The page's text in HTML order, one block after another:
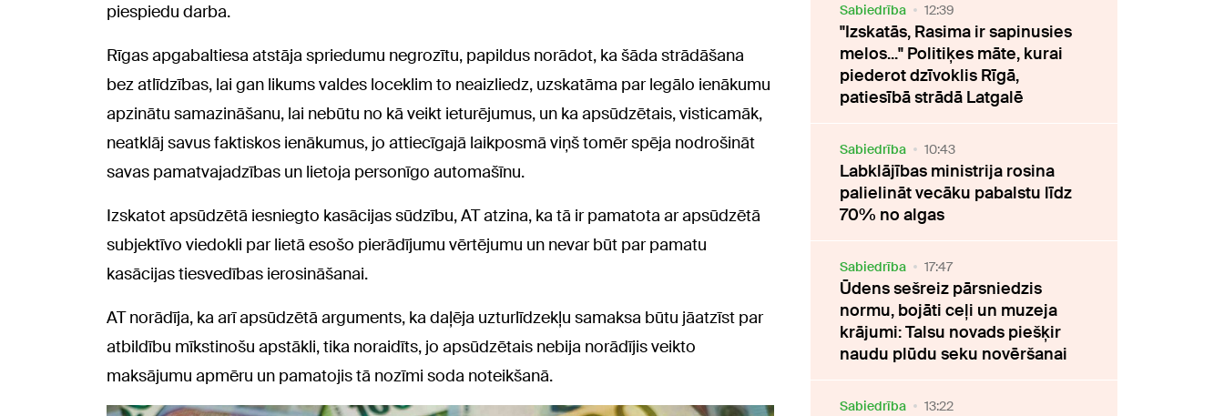
piespiedu darba.
Rīgas apgabaltiesa atstāja spriedumu negrozītu, papildus norādot, ka šāda strādāšana
bez atlīdzības, lai gan likums valdes loceklim to neaizliedz, uzskatāma par legālo ienākumu
apzinātu samazināšanu, lai nebūtu no kā veikt ieturējumus, un ka apsūdzētais, visticamāk,
neatklāj savus faktiskos ienākumus, jo attiecīgajā laikposmā viņš tomēr spēja nodrošināt
savas pamatvajadzības un lietoja personīgo automašīnu.
Izskatot apsūdzētā iesniegto kasācijas sūdzību, AT atzina, ka tā ir pamatota ar apsūdzētā
subjektīvo viedokli par lietā esošo pierādījumu vērtējumu un nevar būt par pamatu
kasācijas tiesvedības ierosināšanai.
AT norādīja, ka arī apsūdzētā arguments, ka daļēja uzturlīdzekļu samaksa būtu jāatzīst par
atbildību mīkstinošu apstākli, tika noraidīts, jo apsūdzētais nebija norādījis veikto
maksājumu apmēru un pamatojis tā nozīmi soda noteikšanā.
Sabiedrība 12:39
"Izskatās, Rasima ir sapinusies
melos..." Politiķes māte, kurai
piederot dzīvoklis Rīgā,
patiesībā strādā Latgalē
Sabiedrība 10:43
Labklājības ministrija rosina
palielināt vecāku pabalstu līdz
70% no algas
Sabiedrība 17:47
Ūdens sešreiz pārsniedzis
normu, bojāti ceļi un muzeja
krājumi: Talsu novads piešķir
naudu plūdu seku novēršanai
Sabiedrība 13:22